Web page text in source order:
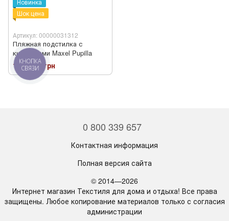
Новинка
Шок цена
Артикул: 00000031312
Пляжная подстилка с
кисточками Maxel Pupilla
1 140.00 грн
0 800 339 657
Контактная информация
Полная версия сайта
© 2014—2026
Интернет магазин Текстиля для дома и отдыха! Все права
защищены. Любое копирование материалов только с согласия
администрации
КНОПКА
СВЯЗИ